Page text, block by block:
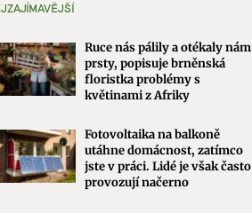
Ruce nás pálily a otékaly nám
prsty, popisuje brněnská
floristka problémy s
květinami z Afriky
Fotovoltaika na balkoně
utáhne domácnost, zatímco
jste v práci. Lidé je však často
provozují načerno